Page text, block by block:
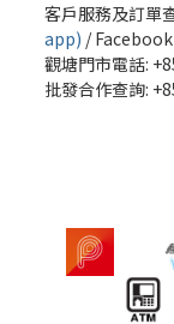
客戶服務及訂單
app) /
觀塘門市電話:
批發合作查詢: